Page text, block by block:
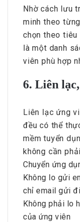
Nhờ cách lưu
minh theo
chọn theo tiêu
là một danh
viên phù hợp
6. Liên
Liên lạc ứng
đều có thể
mềm tuyển
không cần
Chuyển ứng
Không lo gửi
chỉ email gửi đi
Không phải lo
của ứng viên